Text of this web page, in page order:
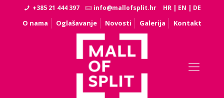
+385 21 444 397 info@mallofsplit.hr HR | EN | DE
O nama Oglašavanje Novosti Galerija Kontakt